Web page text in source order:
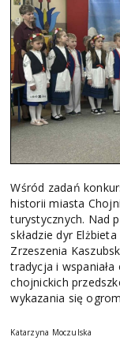
Wśród zadań
historii miasta
turystycznych. Nad
składzie dyr
Zrzeszenia
tradycja i
chojnickich
wykazania się
Katarzyna Moczulska